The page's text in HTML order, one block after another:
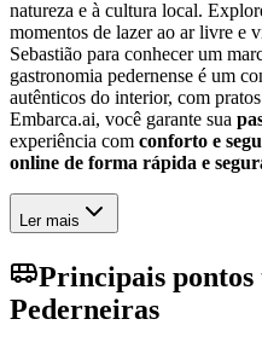
natureza e à cultura local.
momentos de lazer ao ar livre e
Sebastião para conhecer um
gastronomia pedernense é um
autênticos do interior, com
Embarca.ai, você garante sua
experiência com conforto e
online de forma rápida e
Ler mais
Principais pontos
Pederneiras